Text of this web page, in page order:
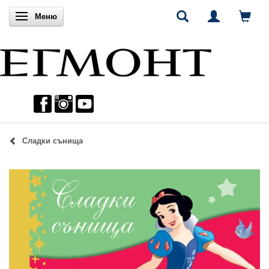
Включи навигацията
Меню
Сладки сънища